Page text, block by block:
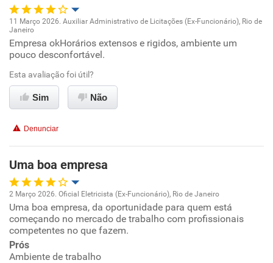
Oportunidade de promoção
Conciliação com a vida familiar
Benefícios
Recomenda esta empresa
Recomenda a diretoria
11 Março 2026. Auxiliar Administrativo de Licitações (Ex-Funcionário), Rio de
Janeiro
Empresa okHorários extensos e rigidos, ambiente um
pouco desconfortável.
Esta avaliação foi útil?
Sim Não
Denunciar
Uma boa empresa
Oportunidade de promoção
Ambiente de trabalho
2 Março 2026. Oficial Eletricista (Ex-Funcionário), Rio de Janeiro
Uma boa empresa, da oportunidade para quem está
começando no mercado de trabalho com profissionais
competentes no que fazem.
Prós
Ambiente de trabalho